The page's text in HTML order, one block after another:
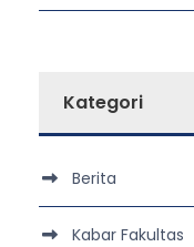
Kategori
Berita
Kabar Fakultas